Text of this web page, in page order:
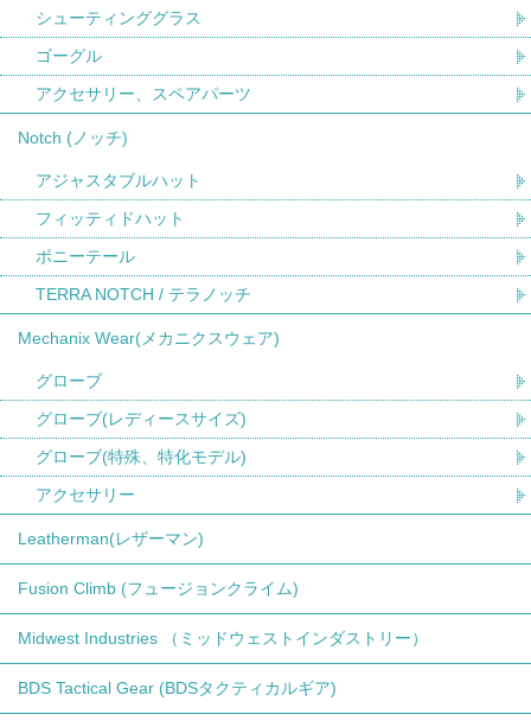
シューティンググラス
ゴーグル
アクセサリー、スペアパーツ
Notch (ノッチ)
アジャスタブルハット
フィッティドハット
ポニーテール
TERRA NOTCH / テラノッチ
Mechanix Wear(メカニクスウェア)
グローブ
グローブ(レディースサイズ)
グローブ(特殊、特化モデル)
アクセサリー
Leatherman(レザーマン)
Fusion Climb (フュージョンクライム)
Midwest Industries （ミッドウェストインダストリー）
BDS Tactical Gear (BDSタクティカルギア)